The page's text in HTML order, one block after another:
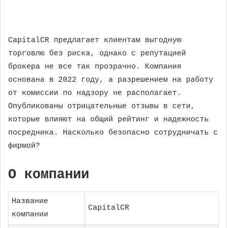
CapitalCR предлагает клиентам выгодную
торговлю без риска, однако с репутацией
брокера не все так прозрачно. Компания
основана в 2022 году, а разрешением на работу
от комиссии по надзору не располагает.
Опубликованы отрицательные отзывы в сети,
которые влияют на общий рейтинг и надежность
посредника. Насколько безопасно сотрудничать с
фирмой?
О компании
Название
компании
CapitalCR